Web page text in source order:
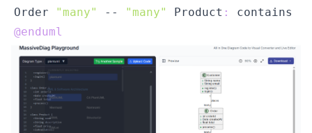
Order
"many" -- "many" Product :
@enduml